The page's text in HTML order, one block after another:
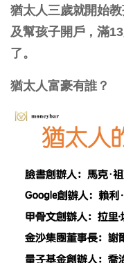
猶太人三歲就開始
及幫孩子開戶，滿
了。
猶太人富豪有誰？